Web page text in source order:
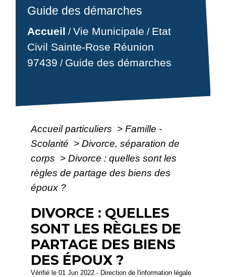
Guide des démarches
Accueil /Vie Municipale / Etat
Civil Sainte-Rose Réunion
97439 / Guide des démarches
Accueil particuliers > Famille -
Scolarité > Divorce, séparation de
corps > Divorce : quelles sont les
règles de partage des biens des
époux ?
DIVORCE : QUELLES
SONT LES RÈGLES DE
PARTAGE DES BIENS
DES ÉPOUX ?
Vérifié le 01 Jun 2022 - Direction de l'information légale